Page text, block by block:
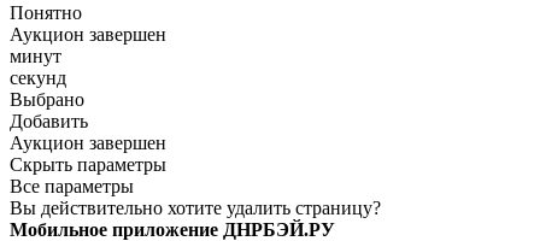
Понятно
Аукцион завершен
минут
секунд
Выбрано
Добавить
Аукцион завершен
Скрыть параметры
Все параметры
Вы действительно хотите удалить страницу?
Мобильное приложение ДНРБЭЙ.РУ